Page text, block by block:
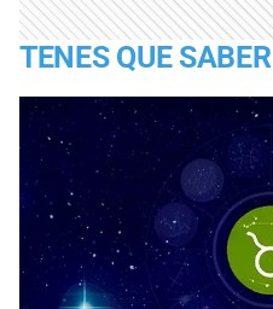
TENES QUE SABER